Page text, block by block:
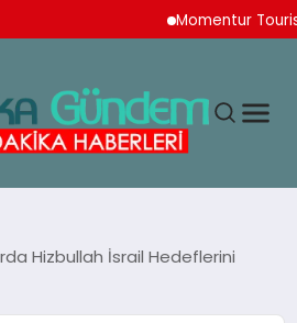
Momentur Tourism &
Hizbullah İsrail Hedeflerini